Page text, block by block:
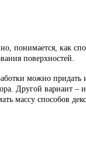
понимается, как
поверхностей.
можно придать
Другой вариант –
массу способов